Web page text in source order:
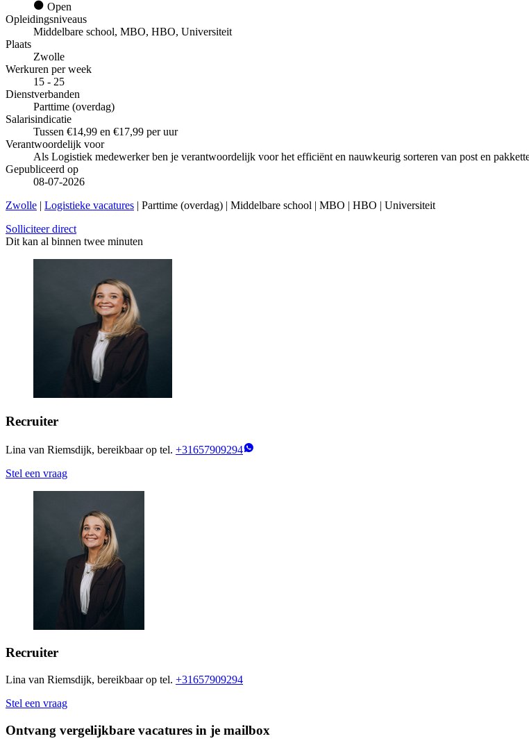
Open
Opleidingsniveaus
Middelbare school, MBO, HBO, Universiteit
Plaats
Zwolle
Werkuren per week
15 - 25
Dienstverbanden
Parttime (overdag)
Salarisindicatie
Tussen €14,99 en €17,99 per uur
Verantwoordelijk voor
Als Logistiek medewerker ben je verantwoordelijk voor het efficiënt en nauwkeurig sorteren van post en
Gepubliceerd op
08-07-2026
Zwolle | Logistieke vacatures | Parttime (overdag) | Middelbare school | MBO | HBO | Universiteit
Solliciteer direct
Dit kan al binnen twee minuten
Recruiter
Lina van Riemsdijk, bereikbaar op tel. +31657909294
Stel een vraag
Recruiter
Lina van Riemsdijk, bereikbaar op tel. +31657909294
Stel een vraag
Ontvang vergelijkbare vacatures in je mailbox